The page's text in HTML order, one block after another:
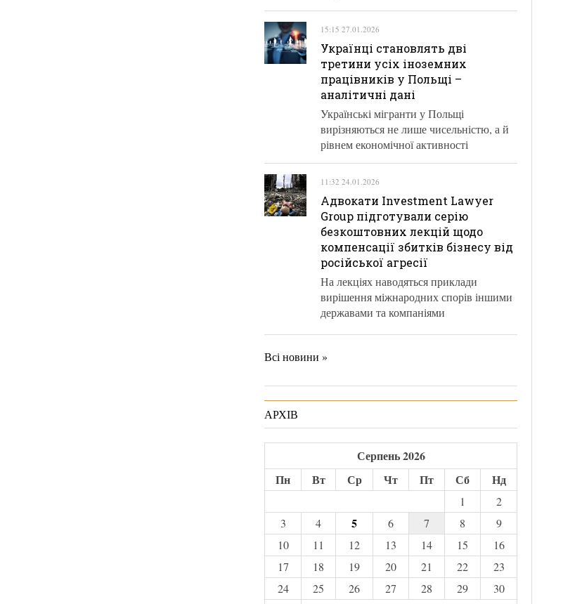
15:15 27.01.2026
Українці становлять дві
третини усіх іноземних
працівників у Польщі –
аналітичні дані
Українські мігранти у Польщі
вирізняються не лише чисельністю, а й
рівнем економічної активності
11:32 24.01.2026
Адвокати Investment Lawyer
Group підготували серію
безкоштовних лекцій щодо
компенсації збитків бізнесу від
російської агресії
На лекціях наводяться приклади
вирішення міжнародних спорів іншими
державами та компаніями
Всі новини »
АРХІВ
Серпень 2026
Пн
Вт Ср Чт Пт Сб Нд
1
2
3
4 5 6 7 8
9
10
11 12 13 14 15
16
17
18 19 20 21 22
23
24
25 26 27 28 29
30